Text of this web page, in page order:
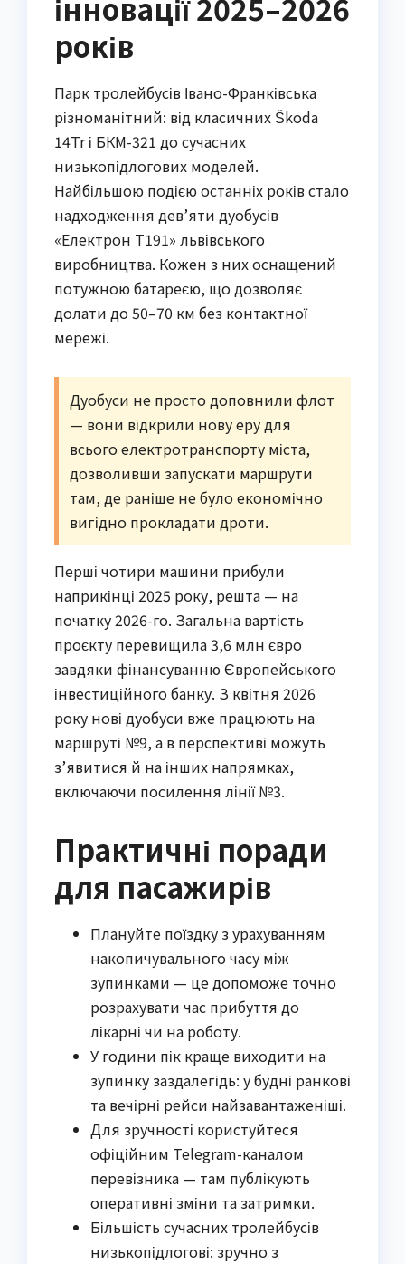
інновації 2025–2026
років
Парк тролейбусів Івано-Франківська
різноманітний: від класичних Škoda
14Tr і БКМ-321 до сучасних
низькопідлогових моделей.
Найбільшою подією останніх років стало
надходження дев’яти дуобусів
«Електрон Т191» львівського
виробництва. Кожен з них оснащений
потужною батареєю, що дозволяє
долати до 50–70 км без контактної
мережі.
Дуобуси не просто доповнили флот
— вони відкрили нову еру для
всього електротранспорту міста,
дозволивши запускати маршрути
там, де раніше не було економічно
вигідно прокладати дроти.
Перші чотири машини прибули
наприкінці 2025 року, решта — на
початку 2026-го. Загальна вартість
проєкту перевищила 3,6 млн євро
завдяки фінансуванню Європейського
інвестиційного банку. З квітня 2026
року нові дуобуси вже працюють на
маршруті №9, а в перспективі можуть
з’явитися й на інших напрямках,
включаючи посилення лінії №3.
Практичні поради
для пасажирів
Плануйте поїздку з урахуванням
накопичувального часу між
зупинками — це допоможе точно
розрахувати час прибуття до
лікарні чи на роботу.
У години пік краще виходити на
зупинку заздалегідь: у будні ранкові
та вечірні рейси найзавантаженіші.
Для зручності користуйтеся
офіційним Telegram-каналом
перевізника — там публікують
оперативні зміни та затримки.
Більшість сучасних тролейбусів
низькопідлогові: зручно з